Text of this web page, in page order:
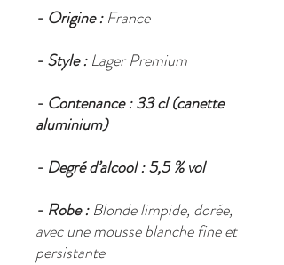
- Origine :France
- Style :Lager Premium
- Contenance :33 cl (canette
aluminium)
- Degré d’alcool :5,5 % vol
- Robe :Blonde limpide, dorée,
avec une mousse blanche fine et
persistante